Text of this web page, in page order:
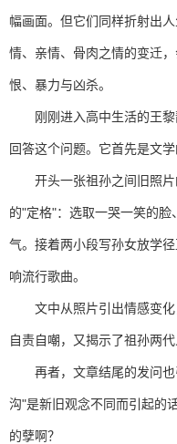
幅画面。但它们同样折射出
情、亲情、骨肉之情的变迁
恨、暴力与凶杀。
刚刚进入高中生活的王黎
回答这个问题。它首先是文
开头一张祖孙之间旧照片
的"定格"：选取一哭一笑的
气。接着两小段写孙女放学
响流行歌曲。
文中从照片引出情感变化
自责自嘲，又揭示了祖孙两代
再者，文章结尾的发问也
沟"是新旧观念不同而引起的
的孽啊？